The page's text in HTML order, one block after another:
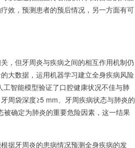
效，预测患者的预后情况，另一方面有可
，但牙周炎与疾病之间的相互作用机制仍
大数据，运用机器学习建立全身疾病风险
智能模型验证了口腔健康状况不佳与肺
周袋深度≥5 mm、牙周疾病状态与肺炎的
确定为肺炎的重要危险因素，这一结果
据牙周炎的患病情况预测全身疾病的发